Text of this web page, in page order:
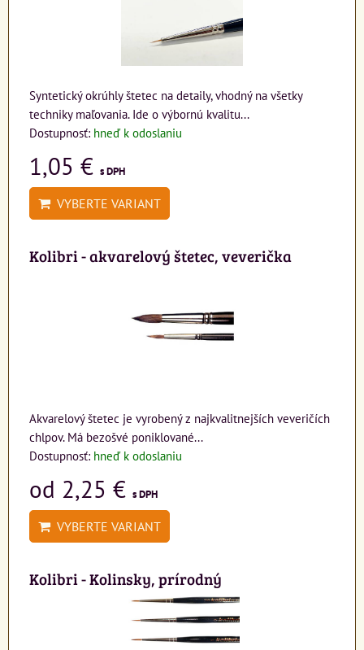
Syntetický okrúhly štetec na detaily, vhodný na všetky
techniky maľovania. Ide o výbornú kvalitu...
Dostupnosť: hneď k odoslaniu
1,05 € s DPH
VYBERTE VARIANT
Kolibri - akvarelový štetec, veverička
Akvarelový štetec je vyrobený z najkvalitnejších veveričích
chlpov. Má bezošvé poniklované...
Dostupnosť: hneď k odoslaniu
od 2,25 € s DPH
VYBERTE VARIANT
Kolibri - Kolinsky, prírodný